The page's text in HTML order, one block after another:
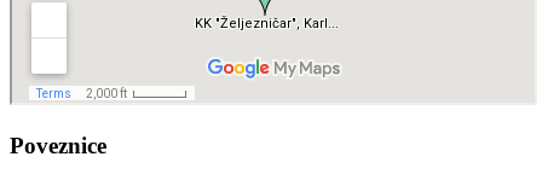
Poveznice